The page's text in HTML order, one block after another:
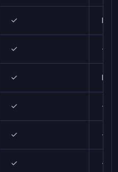
✓ N/A
✓ ✓
✓ N/A
✓ ✓
✓ ✓
✓ ✓